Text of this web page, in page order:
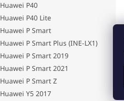
Huawei P40
Huawei P40 Lite
Huawei P Smart
Huawei P Smart Plus (INE-LX1)
Huawei P Smart 2019
Huawei P Smart 2021
Huawei P Smart Z
Huawei Y5 2017